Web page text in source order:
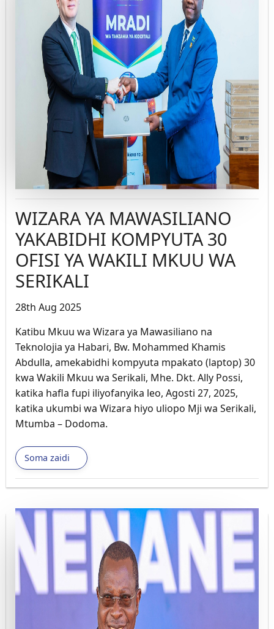
WIZARA YA MAWASILIANO
YAKABIDHI KOMPYUTA 30
OFISI YA WAKILI MKUU WA
SERIKALI
28th Aug 2025
Katibu Mkuu wa Wizara ya Mawasiliano na
Teknolojia ya Habari, Bw. Mohammed Khamis
Abdulla, amekabidhi kompyuta mpakato (laptop) 30
kwa Wakili Mkuu wa Serikali, Mhe. Dkt. Ally Possi,
katika hafla fupi iliyofanyika leo, Agosti 27, 2025,
katika ukumbi wa Wizara hiyo uliopo Mji wa Serikali,
Mtumba – Dodoma.
Soma zaidi